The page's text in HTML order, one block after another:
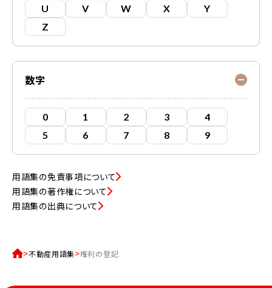
U
V W X
Y
Z
数字
0 1 2 3
4
5
6 7 8 9
用語集の免責事項について
用語集の著作権について
用語集の出典について
不動産用語集 権利の登記